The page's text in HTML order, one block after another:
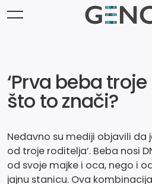
‘Prva beba
što to znači?
Nedavno su mediji objavili da
od troje roditelja’. Beba nosi
od svoje majke i oca, nego i
jajnu stanicu. Ova